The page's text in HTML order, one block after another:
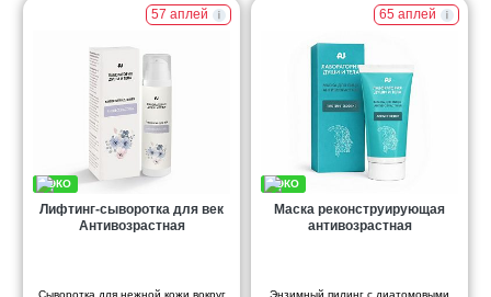
57 аплей
Лифтинг-сыворотка для век
Антивозрастная
Сыворотка для нежной кожи вокруг
65 аплей
Маска реконструирующая
антивозрастная
Энзимный пилинг с диатомовыми